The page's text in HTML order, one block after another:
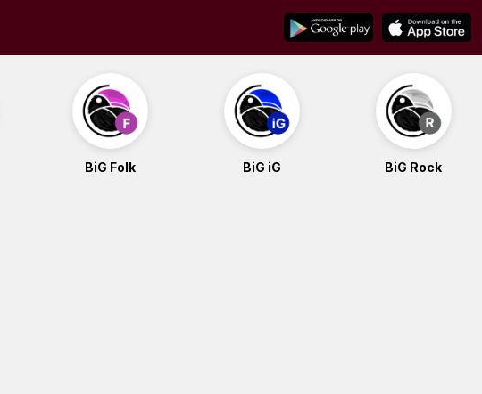
BiG Folk BiG iG BiG Rock